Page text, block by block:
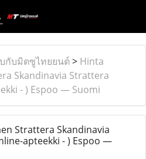
กับมิตซูไทยยนต์ > Hinta
Skandinavia Strattera
- ) Espoo — Suomi
Strattera Skandinavia
apteekki - ) Espoo —